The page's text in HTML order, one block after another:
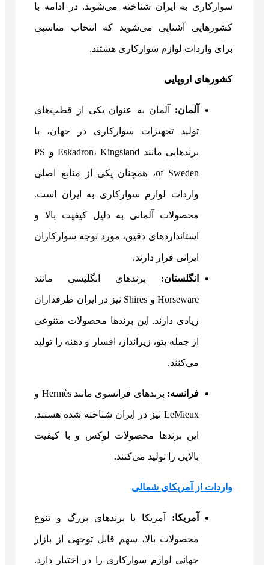
سوارکاری به ایران شناخته می‌شوند. در ادامه با
کشورهایی آشنایی می‌شوید که انتخاب مناسبی
برای واردات لوازم سوارکاری هستند.
کشورهای اروپایی
آلمان: آلمان به عنوان یکی از قطب‌های
تولید تجهیزات سوارکاری در جهان، با
برندهایی مانند Eskadron، Kingsland و PS
of Sweden، همچنان یکی از منابع اصلی
واردات لوازم سوارکاری به ایران است.
محصولات آلمانی به دلیل کیفیت بالا و
استانداردهای دقیق، مورد توجه سوارکاران
ایرانی قرار دارند.
انگلستان: برندهای انگلیسی مانند
Horseware و Shires نیز در ایران طرفداران
زیادی دارند. این برندها محصولات متنوعی
از جمله پتو، زیرانداز، افسار و دهنه را تولید
می‌کنند.
فرانسه: برندهای فرانسوی مانند Hermès و
LeMieux نیز در ایران شناخته شده هستند.
این برندها محصولات لوکس و با کیفیت
بالایی را تولید می‌کنند.
واردات از آمریکای شمالی
آمریکا: آمریکا با برندهای بزرگ و تنوع
محصولات بالا، سهم قابل توجهی از بازار
جهانی لوازم سوارکاری را در اختیار دارد.